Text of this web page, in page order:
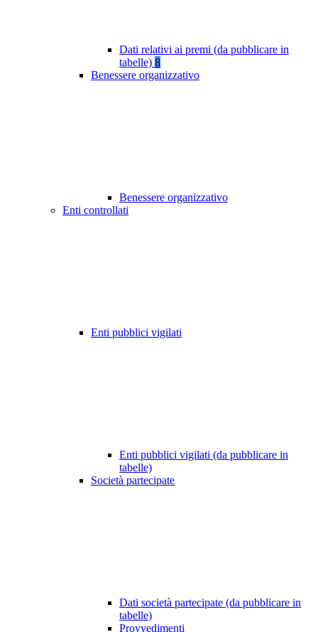
Dati relativi ai premi (da pubblicare in
tabelle) 8
Benessere organizzativo
Benessere organizzativo
Enti controllati
Enti pubblici vigilati
Enti pubblici vigilati (da pubblicare in
tabelle)
Società partecipate
Dati società partecipate (da pubblicare in
tabelle)
Provvedimenti